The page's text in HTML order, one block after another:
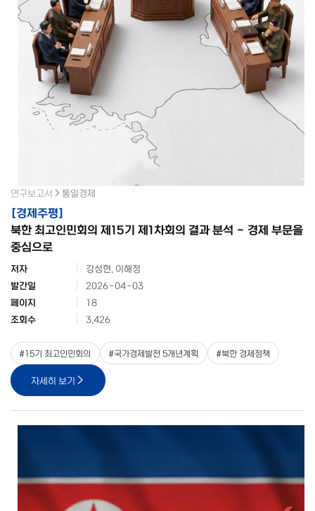
연구보고서 통일경제
[경제주평]
북한 최고인민회의 제15기 제1차회의 결과 분석 - 경제 부문을
중심으로
저자
강성현, 이해정
발간일
2026-04-03
페이지
18
조회수
3,426
#15기 최고인민회의 #국가경제발전 5개년계획 #북한 경제정책
자세히 보기